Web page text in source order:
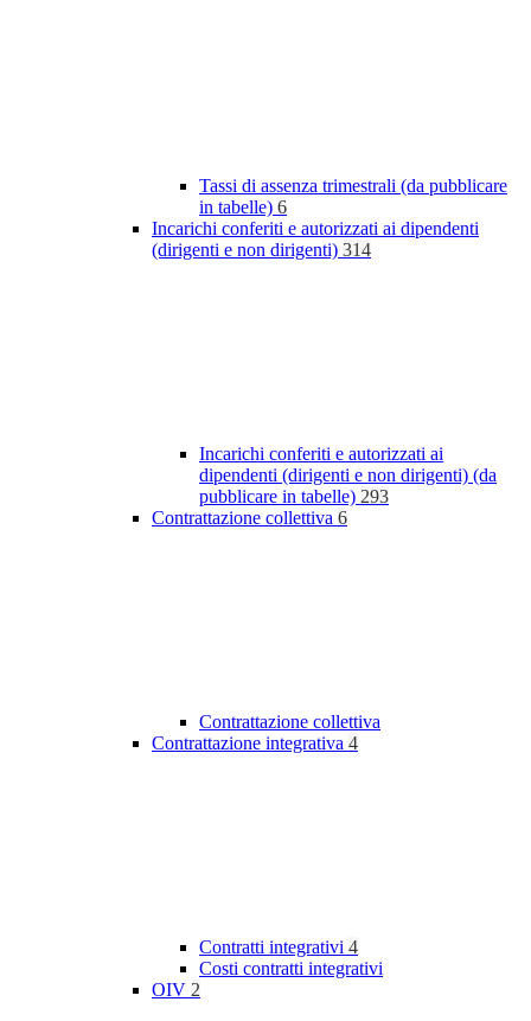
Tassi di assenza trimestrali (da pubblicare
in tabelle) 6
Incarichi conferiti e autorizzati ai dipendenti
(dirigenti e non dirigenti) 314
Incarichi conferiti e autorizzati ai
dipendenti (dirigenti e non dirigenti) (da
pubblicare in tabelle) 293
Contrattazione collettiva 6
Contrattazione collettiva
Contrattazione integrativa 4
Contratti integrativi 4
Costi contratti integrativi
OIV 2